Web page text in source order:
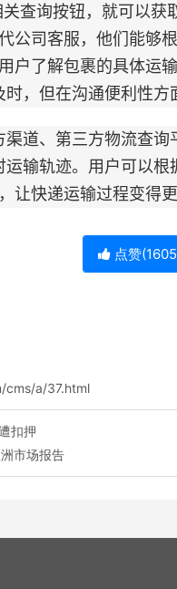
查询按钮，就可以
公司客服，他们能够
户了解包裹的具体运
，但在沟通便利性方
、第三方物流查询
输轨迹。用户可以
让快递运输过程变得
点赞(1605
cms/a/37.html
扣押
市场报告